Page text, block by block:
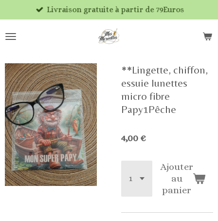
au
contenu
Livraison gratuite à partir de 79Euros
**Lingette, chiffon,
essuie lunettes
micro fibre
Papy1Pêche
4,00 €
Ajouter
au
panier